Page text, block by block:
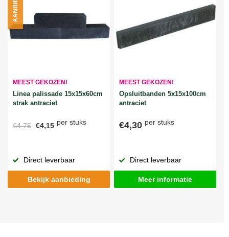
MEEST GEKOZEN!
Linea palissade 15x15x60cm
strak antraciet
€4,75 €4,15 per stuks
Direct leverbaar
Bekijk aanbieding
MEEST GEKOZEN!
Opsluitbanden 5x15x100cm
antraciet
€4,30 per stuks
Direct leverbaar
Meer informatie